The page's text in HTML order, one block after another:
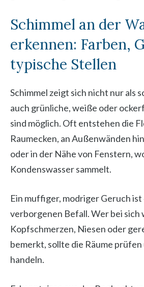
Schimmel an der
erkennen: Farben,
typische Stellen
Schimmel zeigt sich nicht nur als
auch grünliche, weiße oder
sind möglich. Oft entstehen die
Raumecken, an Außenwänden
oder in der Nähe von Fenstern,
Kondenswasser sammelt.
Ein muffiger, modriger Geruch
verborgenen Befall. Wer bei sich
Kopfschmerzen, Niesen oder
bemerkt, sollte die Räume prüfen
handeln.